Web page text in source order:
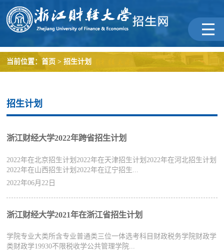
当前位置：首页 >招生计划
招生计划
浙江财经大学2022年跨省招生计划
2022年在北京招生计划2022年在天津招生计划2022年在河北招生计划
2022年在山西招生计划2022年在辽宁招生...
2022年06月22日
浙江财经大学2021年在浙江省招生计划
​学院专业大类所含专业普通类三位一体选考科目财政税务学院财政学
类财政学19930不限税收学公共管理学院...